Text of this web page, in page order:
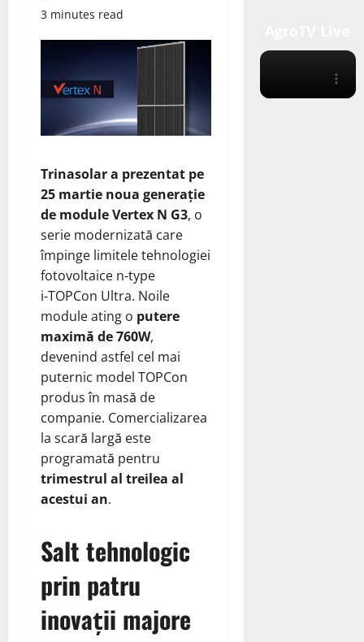
3 minutes read
Trinasolar a prezentat pe
25 martie noua generație
de module Vertex N G3, o
serie modernizată care
împinge limitele tehnologiei
fotovoltaice n‑type
i‑TOPCon Ultra. Noile
module ating o putere
maximă de 760W,
devenind astfel cel mai
puternic model TOPCon
produs în masă de
companie. Comercializarea
la scară largă este
programată pentru
trimestrul al treilea al
acestui an.
Salt tehnologic
prin patru
inovații majore